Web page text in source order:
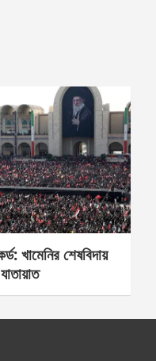
খামেনির শেষবিদায়